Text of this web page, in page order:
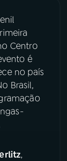
Centro
é
no país
Brasil,
,